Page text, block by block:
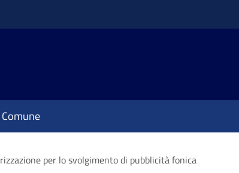
per lo svolgimento di pubblicità fonica